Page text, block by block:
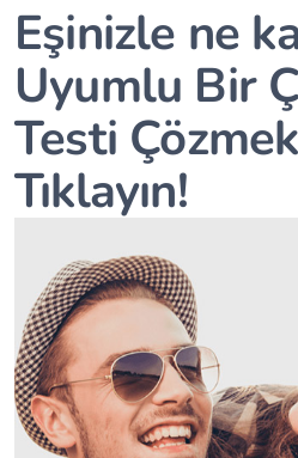
Eşinizle ne
Uyumlu Bir
Testi
Tıklayın!